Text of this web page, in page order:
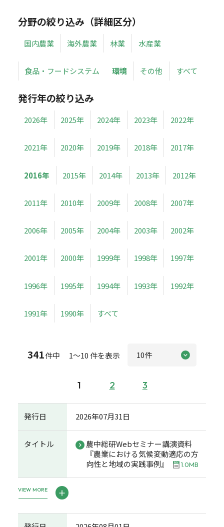
分野の絞り込み（詳細区分）
国内農業 海外農業 林業 水産業
食品・フードシステム 環境 その他 すべて
発行年の絞り込み
2026年 2025年 2024年 2023年 2022年
2021年 2020年 2019年 2018年 2017年
2016年 2015年 2014年 2013年 2012年
2011年 2010年 2009年 2008年 2007年
2006年 2005年 2004年 2003年 2002年
2001年 2000年 1999年 1998年 1997年
1996年 1995年 1994年 1993年 1992年
1991年 1990年 すべて
341件中 1～10 件を表示
1 2 3
発行日 2026年07月31日
タイトル
農中総研Webセミナー講演資料
『農業における気候変動適応の方
向性と地域の実践事例』
1.0MB
VIEW MORE